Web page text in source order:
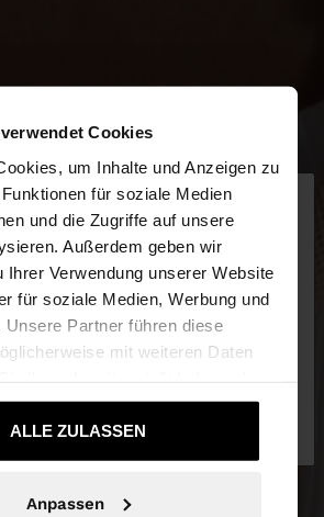
Cookies
um Inhalte und Anzeigen zu
für soziale Medien
und die Zugriffe auf unsere
Außerdem geben wir
Ihrer Verwendung unserer Website
für soziale Medien, Werbung und
Unsere Partner führen diese
mit weiteren Daten
Ihrer Nutzung der Dienste
ALLE ZULASSEN
Anpassen
auf die Website zu.
United States Website
Ja, bringen Sie mich zu
United States